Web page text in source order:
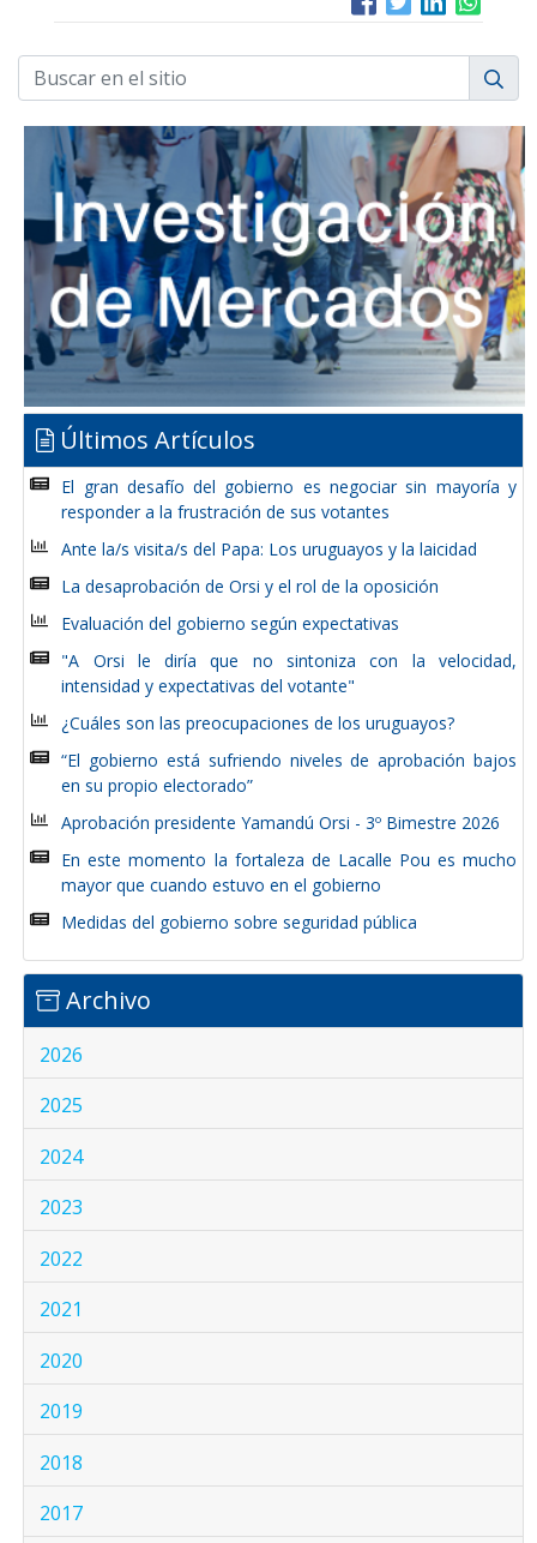
Últimos Artículos
El gran desafío del gobierno es negociar sin mayoría y
responder a la frustración de sus votantes
Ante la/s visita/s del Papa: Los uruguayos y la laicidad
La desaprobación de Orsi y el rol de la oposición
Evaluación del gobierno según expectativas
"A Orsi le diría que no sintoniza con la velocidad,
intensidad y expectativas del votante"
¿Cuáles son las preocupaciones de los uruguayos?
“El gobierno está sufriendo niveles de aprobación bajos
en su propio electorado”
Aprobación presidente Yamandú Orsi - 3º Bimestre 2026
En este momento la fortaleza de Lacalle Pou es mucho
mayor que cuando estuvo en el gobierno
Medidas del gobierno sobre seguridad pública
Archivo
2026
2025
2024
2023
2022
2021
2020
2019
2018
2017